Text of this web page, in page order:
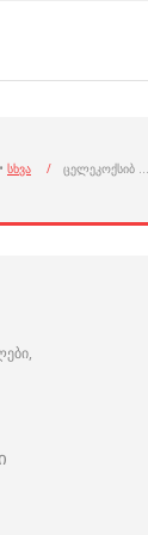
• სხვა / ცელეკოქსიბ …